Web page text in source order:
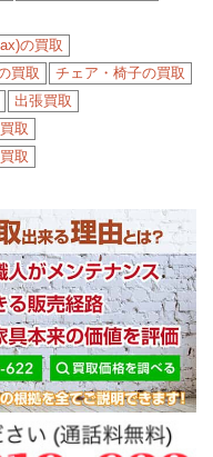
の買取
買取
チェア・椅子の買取
出張買取
取
取